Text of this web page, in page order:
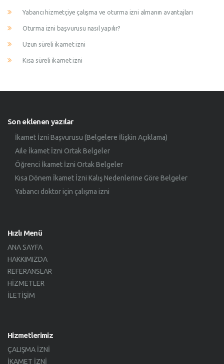
Yabancı hizmetçiye çalışma ve oturma izni almanın avantajları
Oturma izni başvurusu nasıl yapılır?
Uzun süreli ikamet izni
Kısa süreli ikamet izni
Son eklenen yazılar
İkamet İzni Başvurusu (Belgelere İlişkin Açıklama)
Aile İkamet İzni Ortak Belgeler
Öğrenci İkamet İzni Ortak Belgeler
Kısa Dönem İkamet İzni Kalış Nedenlerine Göre Belgeler
Yabancı doktor için çalışma izni
Hızlı Menü
ANA SAYFA
HAKKIMIZDA
REFERANSLAR
HIZMETLER
İLETIŞIM
Hizmetlerimiz
ÇALIŞMA İZNI
İKAMET İZNI